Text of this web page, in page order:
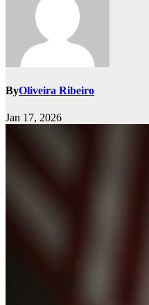
ByOliveira Ribeiro
Jan 17, 2026